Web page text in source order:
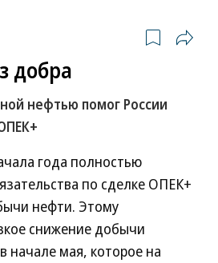
добра
нефтью помог России
года полностью
по сделке ОПЕК+
нефти. Этому
снижение добычи
начале мая, которое на